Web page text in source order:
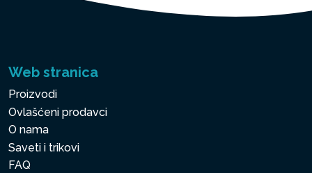
Web stranica
Proizvodi
Ovlašćeni prodavci
O nama
Saveti i trikovi
FAQ